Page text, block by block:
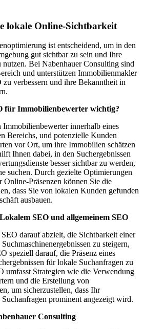
lokale Online-Sichtbarkeit
ist entscheidend, um in den
gut sichtbar zu sein und Ihre
nutzen. Bei Nabenhauer Consulting sind
und unterstützen Immobilienmakler
verbessern und ihre Bekanntheit in
für Immobilienbewerter wichtig?
Immobilienbewerter innerhalb eines
Bereichs, und potenzielle Kunden
vor Ort, um ihre Immobilien schätzen
Ihnen dabei, in den Suchergebnissen
besser sichtbar zu werden,
suchen. Durch gezielte Optimierungen
Online-Präsenzen können Sie die
dass Sie von lokalen Kunden gefunden
ausbauen.
SEO und allgemeinem SEO
darauf abzielt, die Sichtbarkeit einer
zu steigern,
speziell darauf, die Präsenz eines
für lokale Suchanfragen zu
umfasst Strategien wie die Verwendung
und die Erstellung von
um sicherzustellen, dass Ihr
prominent angezeigt wird.
Consulting